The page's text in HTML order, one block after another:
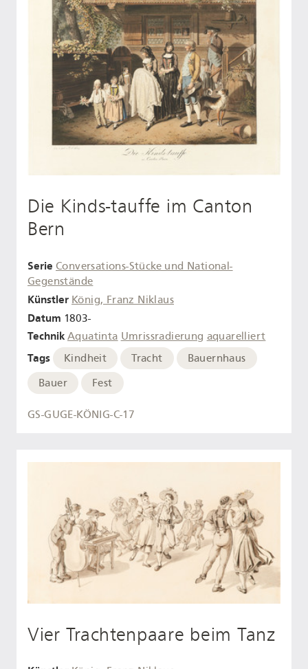
Die Kinds-tauffe im Canton
Bern
Serie Conversations-Stücke und National-
Gegenstände
Künstler König, Franz Niklaus
Datum 1803-
Technik Aquatinta Umrissradierung aquarelliert
Tags Kindheit Tracht
Bauernhaus
Bauer
Fest
GS-GUGE-KÖNIG-C-17
Vier Trachtenpaare beim Tanz